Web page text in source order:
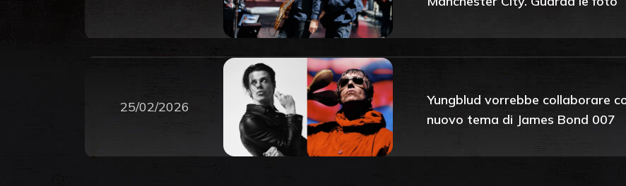
25/02/2026
Yungblud vorrebbe collaborare
nuovo tema di James Bond 007